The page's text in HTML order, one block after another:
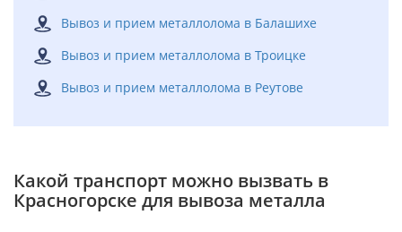
Вывоз и прием металлолома в Балашихе
Вывоз и прием металлолома в Троицке
Вывоз и прием металлолома в Реутове
Какой транспорт можно вызвать в
Красногорске для вывоза металла